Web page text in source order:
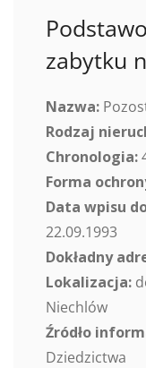
zabytku
Nazwa:
Rodzaj
Chronologia:
Forma
Data wpisu
22.09.1993
Dokładny
Lokalizacja:
Niechlów
Źródło
Dziedzictwa